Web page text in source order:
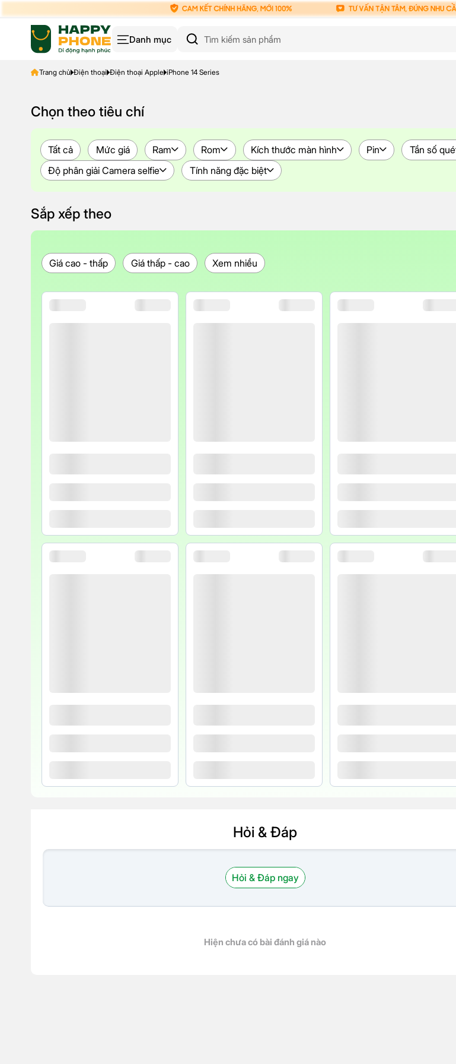
Danh mục
Trang chủ Điện thoại Điện thoại Apple iPhone 14 Series
Chọn theo tiêu chí
Tất cả Mức giá Ram Rom Kích thước màn hình Pin Tần số
Độ phân giải Camera selfie
Tính năng đặc biệt
Sắp xếp theo
Giá cao - thấp Giá thấp - cao Xem nhiều
Hỏi & Đáp
Hỏi & Đáp ngay
Hiện chưa có bài đánh giá nào